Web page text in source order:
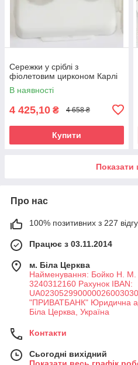
Сережки у сріблі з
фіолетовим цирконом Карлі
В наявності
4 425,10 ₴ 4 658 ₴
Купити
Показати
Про нас
100% позитивних з 227
Працює з 03.11.2014
м. Біла Церква
Найменування: Бойко Н.
3240312160 Рахунок IBAN:
"ПРИВАТБАНК" Юридична
Біла Церква, Україна
Контакти
Сьогодні вихідний
Показати весь графік